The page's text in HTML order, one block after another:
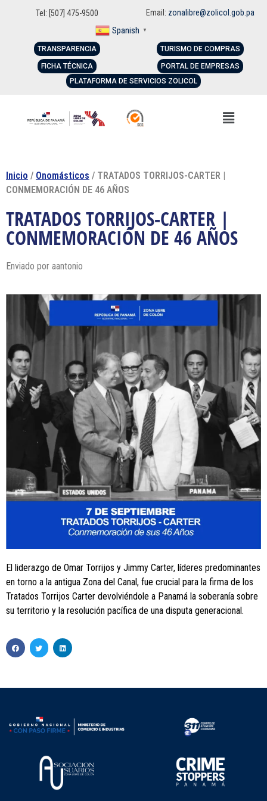
Tel: [507] 475-9500 Email: zonalibre@zolicol.gob.pa
Spanish ▼
TRANSPARENCIA
FICHA TÉCNICA
TURISMO DE COMPRAS
PORTAL DE EMPRESAS
PLATAFORMA DE SERVICIOS ZOLICOL
Inicio / Onomásticos / TRATADOS TORRIJOS-CARTER |
CONMEMORACIÓN DE 46 AÑOS
TRATADOS TORRIJOS-CARTER |
CONMEMORACIÓN DE 46 AÑOS
Enviado por aantonio
El liderazgo de Omar Torrijos y Jimmy Carter, líderes predominantes
en torno a la antigua Zona del Canal, fue crucial para la firma de los
Tratados Torrijos Carter devolviéndole a Panamá la soberanía sobre
su territorio y la resolución pacífica de una disputa generacional.